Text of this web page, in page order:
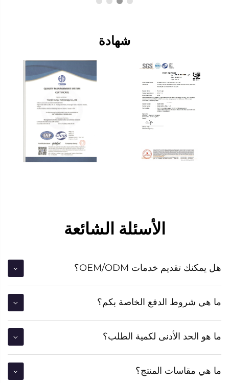
شهادة
الأسئلة الشائعة
هل يمكنك تقديم خدمات OEM/ODM؟
ما هي شروط الدفع الخاصة بكم؟
ما هو الحد الأدنى لكمية الطلب؟
ما هي مقاسات المنتج؟